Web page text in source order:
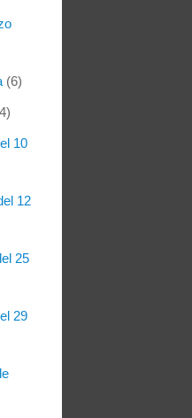
(6)
10
12
25
29